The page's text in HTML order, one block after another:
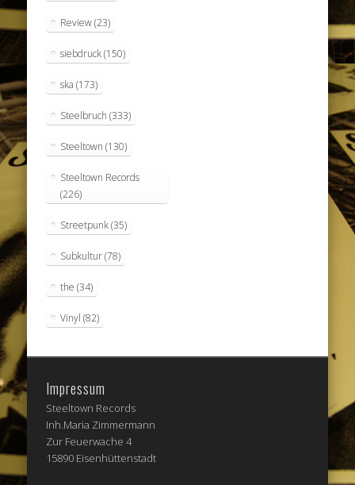
Review(23)
siebdruck(150)
ska (173)
Steelbruch (333)
Steeltown (130)
Steeltown Records
(226)
Streetpunk(35)
Subkultur(78)
the (34)
Vinyl (82)
Impressum
Steeltown Records
Inh.Maria Zimmermann
Zur Feuerwache 4
15890 Eisenhüttenstadt